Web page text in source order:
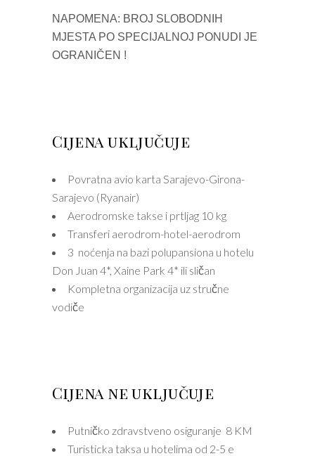
NAPOMENA: BROJ SLOBODNIH
MJESTA PO SPECIJALNOJ PONUDI JE
OGRANIČEN !
Cijena uključuje
Povratna avio karta Sarajevo-Girona-
Sarajevo (Ryanair)
Aerodromske takse i prtljag 10 kg
Transferi aerodrom-hotel-aerodrom
3 noćenja na bazi polupansiona u hotelu
Don Juan 4*, Xaine Park 4* ili sličan
Kompletna organizacija uz stručne
vodiče
Cijena ne uključuje
Putničko zdravstveno osiguranje 8 KM
Turisticka taksa u hotelima od 2-5 e